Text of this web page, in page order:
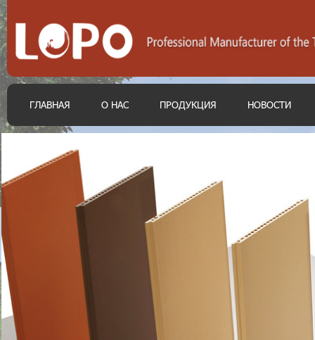
ГЛАВНАЯ О НАС ПРОДУКЦИЯ НОВОСТИ